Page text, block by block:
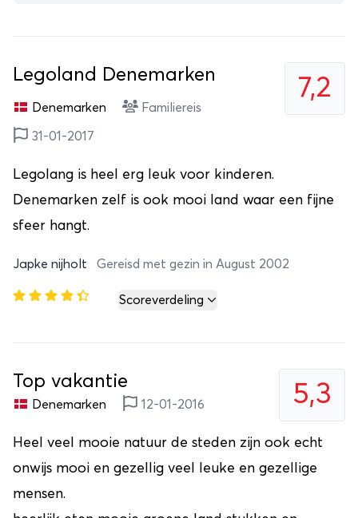
7,2
Legoland Denemarken
Denemarken Familiereis
31-01-2017
Legolang is heel erg leuk voor kinderen.
Denemarken zelf is ook mooi land waar een fijne
sfeer hangt.
Japke nijholt Gereisd met gezin in August 2002
Scoreverdeling
5,3
Top vakantie
Denemarken 12-01-2016
Heel veel mooie natuur de steden zijn ook echt
onwijs mooi en gezellig veel leuke en gezellige
mensen.